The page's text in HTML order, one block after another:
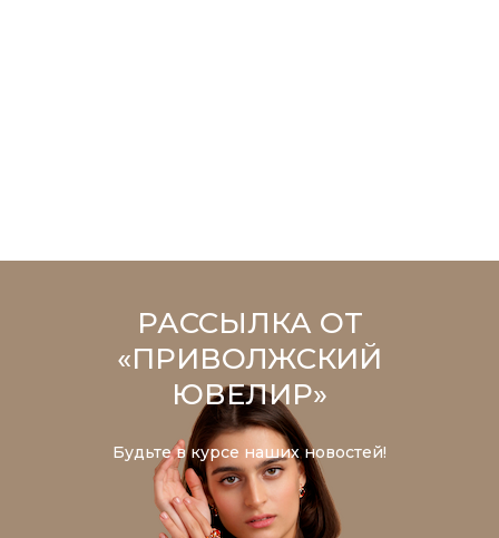
РАССЫЛКА ОТ
«ПРИВОЛЖСКИЙ
ЮВЕЛИР»
Будьте в курсе наших новостей!